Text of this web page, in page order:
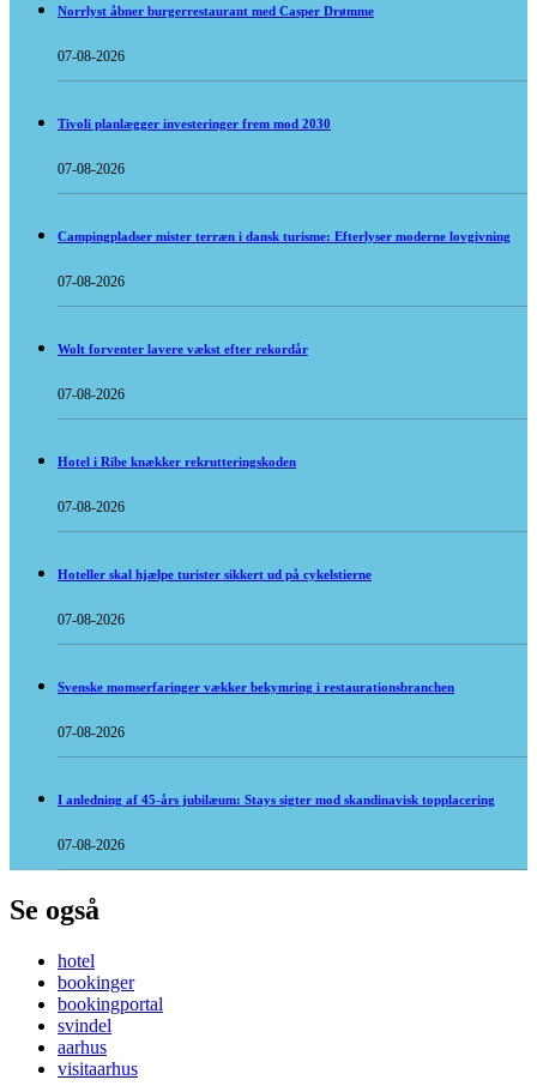
Norrlyst åbner burgerrestaurant med Casper Drømme
07-08-2026
Tivoli planlægger investeringer frem mod 2030
07-08-2026
Campingpladser mister terræn i dansk turisme: Efterlyser moderne lovgivning
07-08-2026
Wolt forventer lavere vækst efter rekordår
07-08-2026
Hotel i Ribe knækker rekrutteringskoden
07-08-2026
Hoteller skal hjælpe turister sikkert ud på cykelstierne
07-08-2026
Svenske momserfaringer vækker bekymring i restaurationsbranchen
07-08-2026
I anledning af 45-års jubilæum: Stays sigter mod skandinavisk topplacering
07-08-2026
Se også
hotel
bookinger
bookingportal
svindel
aarhus
visitaarhus